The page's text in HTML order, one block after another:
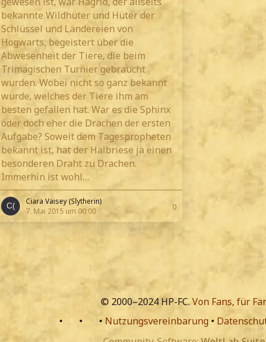
bekannte Wildhüter und Hüter der
Schlüssel und Ländereien von
Hogwarts, begeistert über die
Abwesenheit der Tiere, die beim
Trimagischen Turnier gebraucht
wurden. Wobei nicht so ganz bekannt
wurde, welches der Tiere ihm am
besten gefallen hat. War es die Sphinx
oder doch eher die Drachen der ersten
Aufgabe? Soweit dem Tagespropheten
bekannt ist, hat der Halbriese ja einen
besonderen Draht zu Drachen.
Immerhin ist wohl…
Ciara Vaisey (Slytherin)
7. Mai 2015 um 00:00
0
© 2000–2024 HP-FC.Von Fans, für
•
• • Nutzungsvereinbarung •